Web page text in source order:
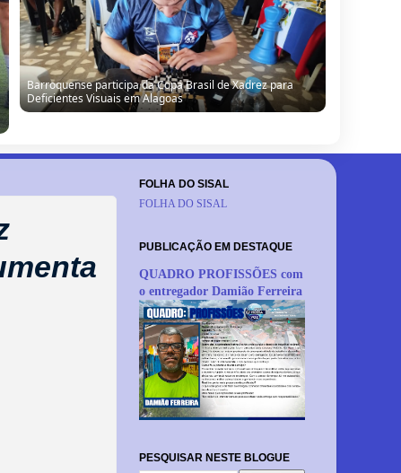
Barroquense Saline Simões conquista título regional com
equipe Boleiras de Serrinha
FOLHA DO SISAL
FOLHA DO SISAL
PUBLICAÇÃO EM DESTAQUE
QUADRO PROFISSÕES com
o entregador Damião Ferreira
PESQUISAR NESTE BLOGUE